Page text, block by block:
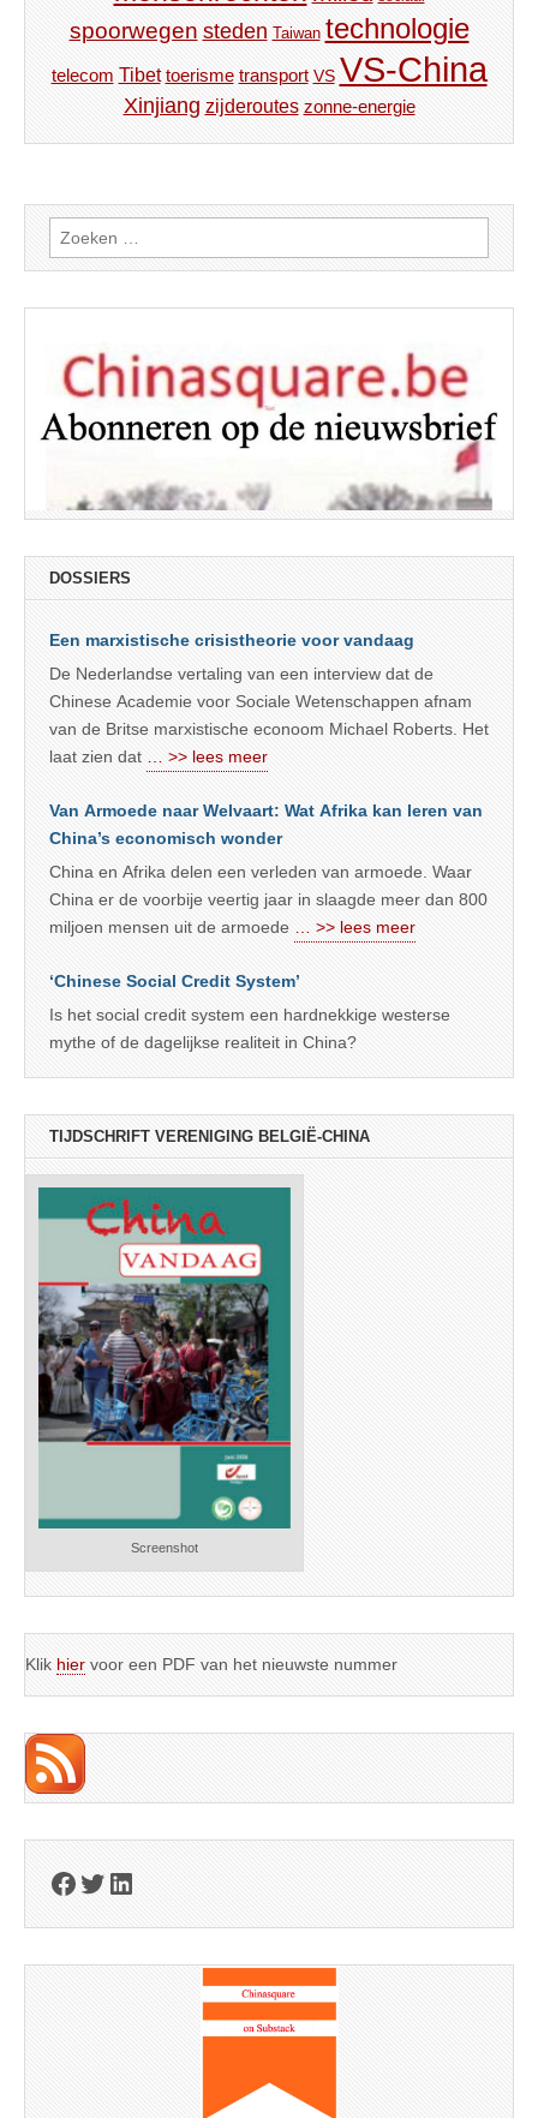
spoorwegen steden Taiwan technologie
telecom Tibet toerisme transport VS VS-China
Xinjiang zijderoutes zonne-energie
Zoeken
naar:
DOSSIERS
Een marxistische crisistheorie voor vandaag
De Nederlandse vertaling van een interview dat de
Chinese Academie voor Sociale Wetenschappen afnam
van de Britse marxistische econoom Michael Roberts. Het
laat zien dat
… >> lees meer
Van Armoede naar Welvaart: Wat Afrika kan leren van
China’s economisch wonder
China en Afrika delen een verleden van armoede. Waar
China er de voorbije veertig jaar in slaagde meer dan 800
miljoen mensen uit de armoede
… >> lees meer
‘Chinese Social Credit System’
Is het social credit system een hardnekkige westerse
mythe of de dagelijkse realiteit in China?
TIJDSCHRIFT VERENIGING BELGIË-CHINA
Screenshot
Klik hier voor een PDF van het nieuwste nummer
Facebook
Twitter
LinkedIn